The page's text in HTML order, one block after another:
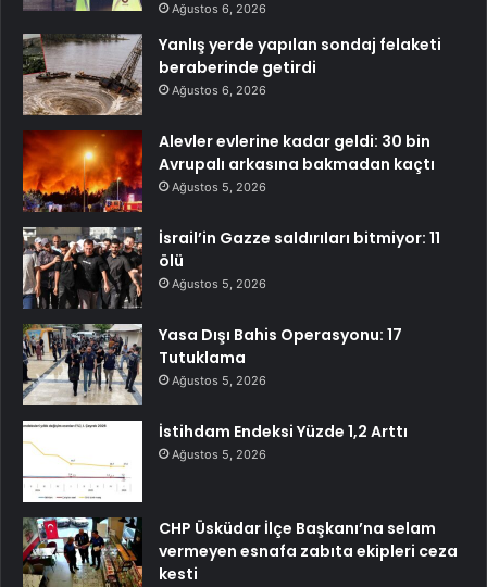
Ağustos 6, 2026
Yanlış yerde yapılan sondaj felaketi
beraberinde getirdi
Ağustos 6, 2026
Alevler evlerine kadar geldi: 30 bin
Avrupalı arkasına bakmadan kaçtı
Ağustos 5, 2026
İsrail’in Gazze saldırıları bitmiyor: 11
ölü
Ağustos 5, 2026
Yasa Dışı Bahis Operasyonu: 17
Tutuklama
Ağustos 5, 2026
İstihdam Endeksi Yüzde 1,2 Arttı
Ağustos 5, 2026
CHP Üsküdar İlçe Başkanı’na selam
vermeyen esnafa zabıta ekipleri ceza
kesti